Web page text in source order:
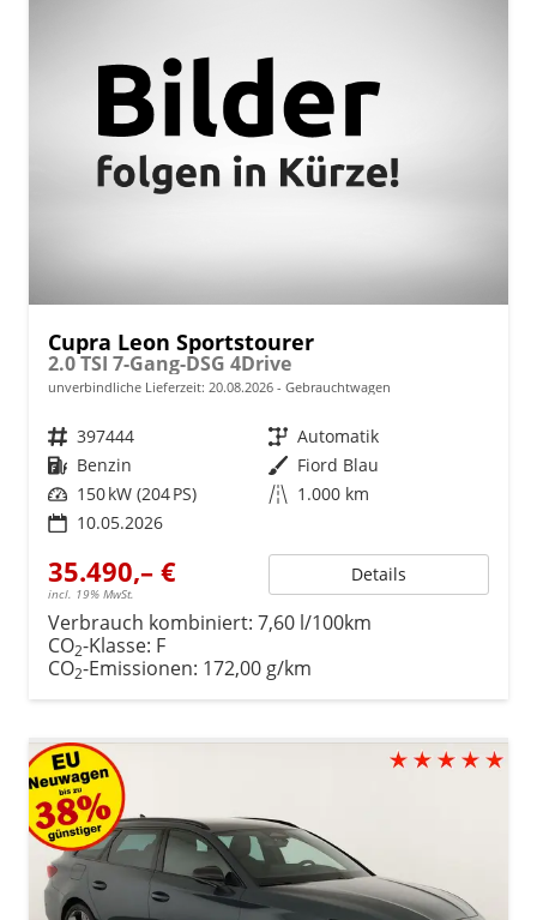
Cupra Leon Sportstourer
2.0 TSI 7-Gang-DSG 4Drive
unverbindliche Lieferzeit: 20.08.2026 Gebrauchtwagen
Fahrzeugnr. 397444 Getriebe Automatik
Kraftstoff Benzin Außenfarbe Fiord Blau
Leistung 150 kW (204 PS) Kilometerstand 1.000 km
10.05.2026
35.490,– €
incl. 19% MwSt.
Details
Verbrauch kombiniert: 7,60 l/100km
CO2-Klasse: F
CO2-Emissionen: 172,00 g/km